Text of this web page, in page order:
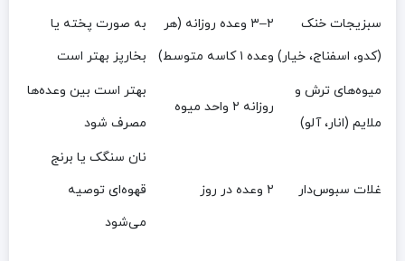
سبزیجات خنک
(کدو، اسفناج، خیار)
۲–۳ وعده روزانه (هر
وعده ۱ کاسه متوسط)
به صورت پخته یا
بخارپز بهتر است
میوه‌های ترش و
ملایم (انار، آلو)
روزانه ۲ واحد میوه
بهتر است بین وعده‌ها
مصرف شود
غلات سبوس‌دار ۲ وعده در روز
نان سنگک یا برنج
قهوه‌ای توصیه
می‌شود